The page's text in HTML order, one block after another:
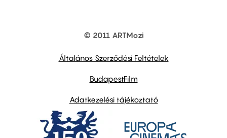
© 2011 ARTMozi
Általános Szerződési Feltételek
BudapestFilm
Adatkezelési tájékoztató